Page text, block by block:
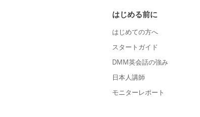
はじめる前に
はじめての方へ
スタートガイド
DMM英会話の強み
日本人講師
モニターレポート